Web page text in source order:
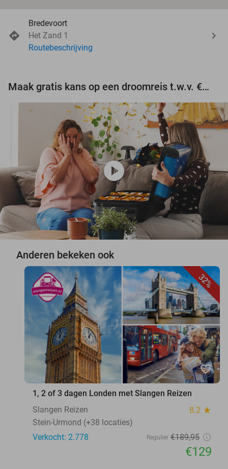
Bredevoort
Het Zand 1
Routebeschrijving
Maak gratis kans op een droomreis t.w.v. €3.000!
play_circle
Anderen bekeken ook
32%
favorite_border
1, 2 of 3 dagen Londen met Slangen Reizen
Slangen Reizen
8.2 star
Stein-Urmond (+38 locaties)
Verkocht: 2.778
Regulier €189,95
€129